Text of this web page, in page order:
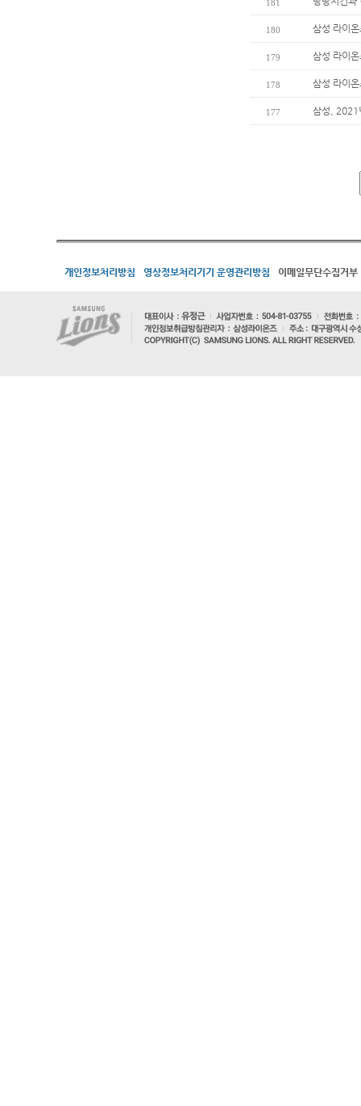
181
180 삼성 라이
179 삼성 라이
178 삼성 라이
177 삼성, 2021
개인정보처리방침 영상정보처리기기 운영관리방침 이메일무단수집거부